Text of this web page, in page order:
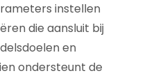
instellen
die aansluit bij
en
ondersteunt de